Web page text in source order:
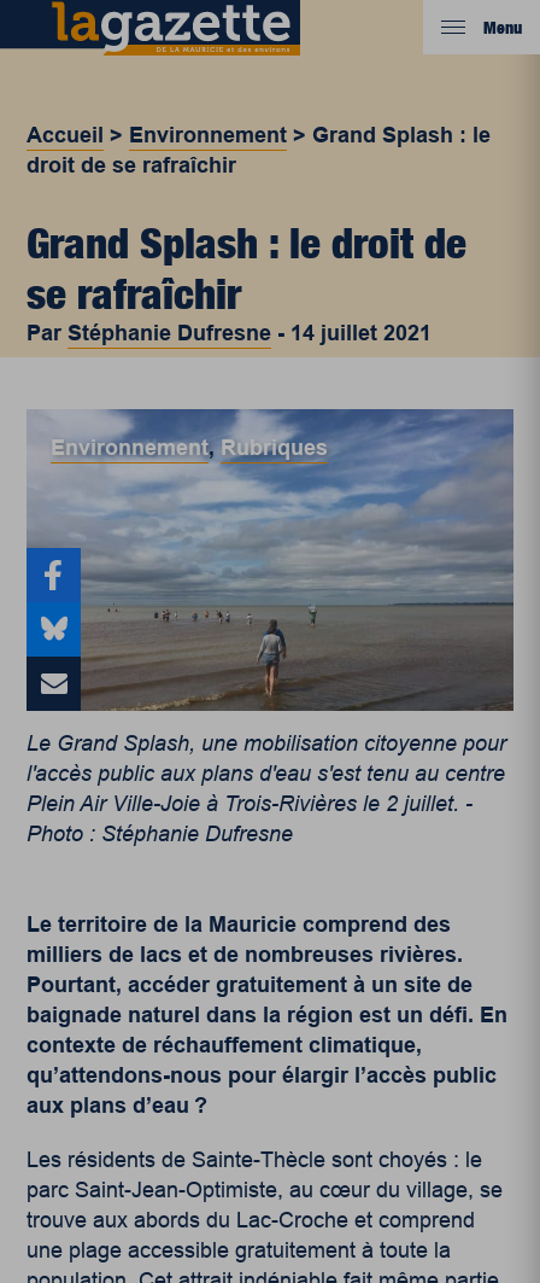
Menu
Accueil > Environnement > Grand Splash : le
droit de se rafraîchir
Grand Splash : le droit de
se rafraîchir
ParStéphanie Dufresne - 14 juillet 2021
Environnement,Rubriques
Le Grand Splash, une mobilisation citoyenne pour
l'accès public aux plans d'eau s'est tenu au centre
Plein Air Ville-Joie à Trois-Rivières le 2 juillet. -
Photo : Stéphanie Dufresne
Le territoire de la Mauricie comprend des
milliers de lacs et de nombreuses rivières.
Pourtant, accéder gratuitement à un site de
baignade naturel dans la région est un défi. En
contexte de réchauffement climatique,
qu’attendons-nous pour élargir l’accès public
aux plans d’eau ?
Les résidents de Sainte-Thècle sont choyés : le
parc Saint-Jean-Optimiste, au cœur du village, se
trouve aux abords du Lac-Croche et comprend
une plage accessible gratuitement à toute la